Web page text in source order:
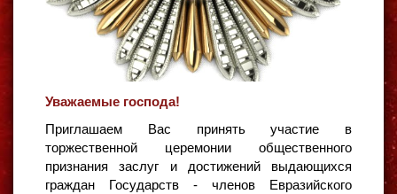
Уважаемые господа!
Приглашаем Вас принять участие в
торжественной церемонии общественного
признания заслуг и достижений выдающихся
граждан Государств - членов Евразийского